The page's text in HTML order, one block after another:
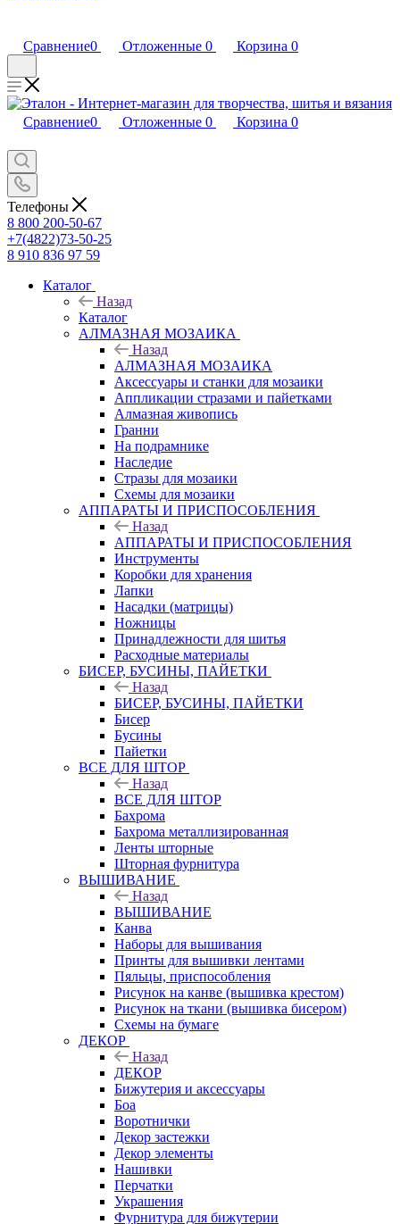
Сравнение0 Отложенные 0 Корзина 0
Сравнение0 Отложенные 0 Корзина 0
Телефоны
8 800 200-50-67
+7(4822)73-50-25
8 910 836 97 59
Каталог
Назад
Каталог
АЛМАЗНАЯ МОЗАИКА
Назад
АЛМАЗНАЯ МОЗАИКА
Аксессуары и станки для мозаики
Аппликации стразами и пайетками
Алмазная живопись
Гранни
На подрамнике
Наследие
Стразы для мозаики
Схемы для мозаики
АППАРАТЫ И ПРИСПОСОБЛЕНИЯ
Назад
АППАРАТЫ И ПРИСПОСОБЛЕНИЯ
Инструменты
Коробки для хранения
Лапки
Насадки (матрицы)
Ножницы
Принадлежности для шитья
Расходные материалы
БИСЕР, БУСИНЫ, ПАЙЕТКИ
Назад
БИСЕР, БУСИНЫ, ПАЙЕТКИ
Бисер
Бусины
Пайетки
ВСЕ ДЛЯ ШТОР
Назад
ВСЕ ДЛЯ ШТОР
Бахрома
Бахрома металлизированная
Ленты шторные
Шторная фурнитура
ВЫШИВАНИЕ
Назад
ВЫШИВАНИЕ
Канва
Наборы для вышивания
Принты для вышивки лентами
Пяльцы, приспособления
Рисунок на канве (вышивка крестом)
Рисунок на ткани (вышивка бисером)
Схемы на бумаге
ДЕКОР
Назад
ДЕКОР
Бижутерия и аксессуары
Боа
Воротнички
Декор застежки
Декор элементы
Нашивки
Перчатки
Украшения
Фурнитура для бижутерии